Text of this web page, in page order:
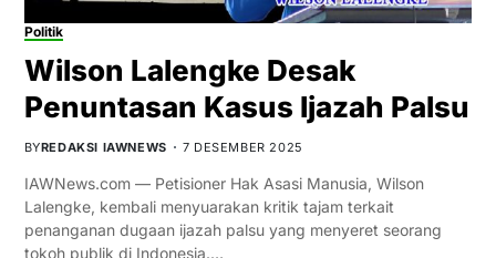
Politik
Wilson Lalengke Desak
Penuntasan Kasus Ijazah Palsu
BYREDAKSI IAWNEWS 7 DESEMBER 2025
IAWNews.com — Petisioner Hak Asasi Manusia, Wilson
Lalengke, kembali menyuarakan kritik tajam terkait
penanganan dugaan ijazah palsu yang menyeret seorang
tokoh publik di Indonesia.…